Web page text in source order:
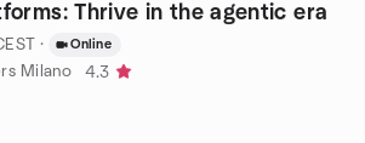
Thrive in the agentic era
· Online
Milano
4.3